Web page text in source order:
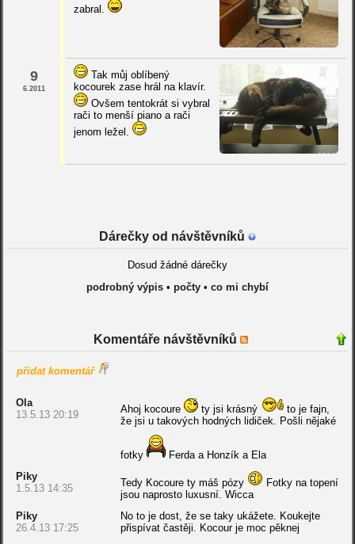
zabral.
9
6.2011
Tak můj oblíbený
kocourek zase hrál na klavír.
Ovšem tentokrát si vybral
rači to menší piano a rači
jenom ležel.
Dárečky od návštěvníků
Dosud žádné dárečky
podrobný výpis• počty• co mi chybí
Komentáře návštěvníků
přidat komentář
Ola
13.5.13 20:19
Ahoj kocoure ty jsi krásný
to je fajn,
že jsi u takových hodných lidiček. Pošli nějaké
fotky
Ferda a Honzík a Ela
Piky
1.5.13 14:35
Tedy Kocoure ty máš pózy
Fotky na topení
jsou naprosto luxusní. Wicca
Piky
26.4.13 17:25
No to je dost, že se taky ukážete. Koukejte
přispívat častěji. Kocour je moc pěknej